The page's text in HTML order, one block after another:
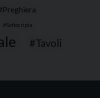
Preghiera
Sottocripta
Tavoli